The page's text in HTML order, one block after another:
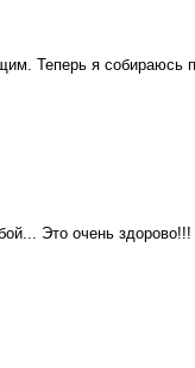
Теперь я собираюсь
Это очень здорово!!!